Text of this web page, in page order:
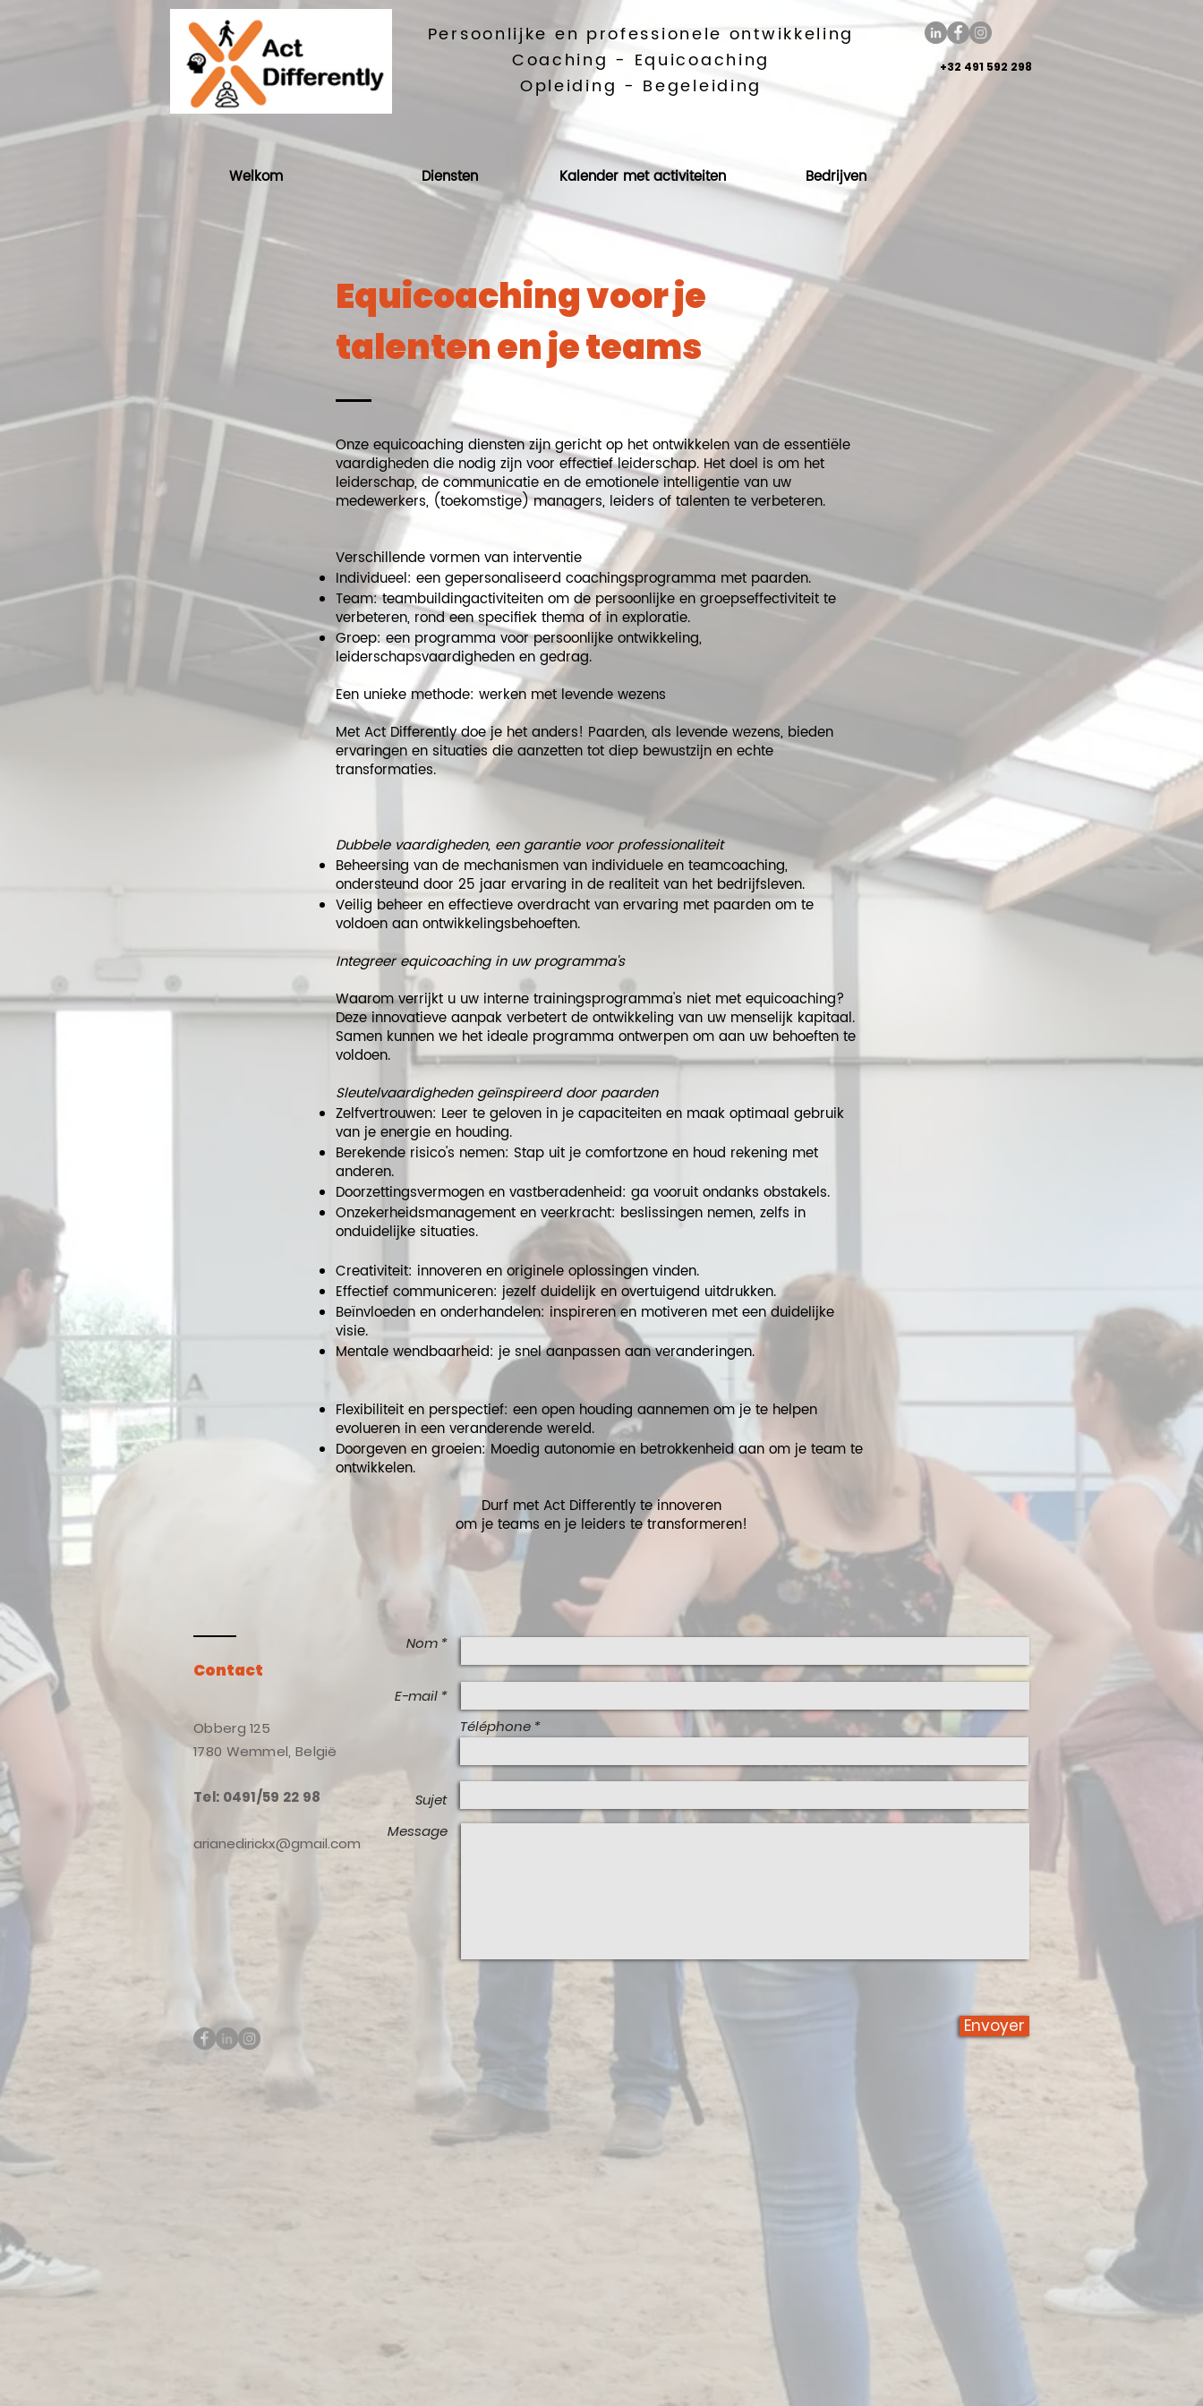
Persoonlijke en professionele ontwikkeling
Coaching - Equicoaching
Opleiding - Begeleiding
+32 491 592 298
Welkom Diensten Kalender met activiteiten Bedrijven
Equicoaching voor je
talenten en je teams
Onze equicoaching diensten zijn gericht op het ontwikkelen van de essentiële
vaardigheden die nodig zijn voor effectief leiderschap. Het doel is om het
leiderschap, de communicatie en de emotionele intelligentie van uw
medewerkers, (toekomstige) managers, leiders of talenten te verbeteren.
Verschillende vormen van interventie
Individueel: een gepersonaliseerd coachingsprogramma met paarden.
Team: teambuildingactiviteiten om de persoonlijke en groepseffectiviteit te
verbeteren, rond een specifiek thema of in exploratie.
Groep: een programma voor persoonlijke ontwikkeling,
leiderschapsvaardigheden en gedrag.
Een unieke methode: werken met levende wezens
Met Act Differently doe je het anders! Paarden, als levende wezens, bieden
ervaringen en situaties die aanzetten tot diep bewustzijn en echte
transformaties.
Dubbele vaardigheden, een garantie voor professionaliteit
Beheersing van de mechanismen van individuele en teamcoaching,
ondersteund door 25 jaar ervaring in de realiteit van het bedrijfsleven.
Veilig beheer en effectieve overdracht van ervaring met paarden om te
voldoen aan ontwikkelingsbehoeften.
Integreer equicoaching in uw programma's
Waarom verrijkt u uw interne trainingsprogramma's niet met equicoaching?
Deze innovatieve aanpak verbetert de ontwikkeling van uw menselijk kapitaal.
Samen kunnen we het ideale programma ontwerpen om aan uw behoeften te
voldoen.
Sleutelvaardigheden geïnspireerd door paarden
Zelfvertrouwen: Leer te geloven in je capaciteiten en maak optimaal gebruik
van je energie en houding.
Berekende risico's nemen: Stap uit je comfortzone en houd rekening met
anderen.
Doorzettingsvermogen en vastberadenheid: ga vooruit ondanks obstakels.
Onzekerheidsmanagement en veerkracht: beslissingen nemen, zelfs in
onduidelijke situaties.
Creativiteit: innoveren en originele oplossingen vinden.
Effectief communiceren: jezelf duidelijk en overtuigend uitdrukken.
Beïnvloeden en onderhandelen: inspireren en motiveren met een duidelijke
visie.
Mentale wendbaarheid: je snel aanpassen aan veranderingen.
Flexibiliteit en perspectief: een open houding aannemen om je te helpen
evolueren in een veranderende wereld.
Doorgeven en groeien: Moedig autonomie en betrokkenheid aan om je team te
ontwikkelen.
Durf met Act Differently te innoveren
om je teams en je leiders te transformeren!
Contact
Obberg 125
1780 Wemmel, België
Tel: 0491/59 22 98
arianedirickx@gmail.com
Nom *
E-mail *
Téléphone
Sujet
Message
Envoyer